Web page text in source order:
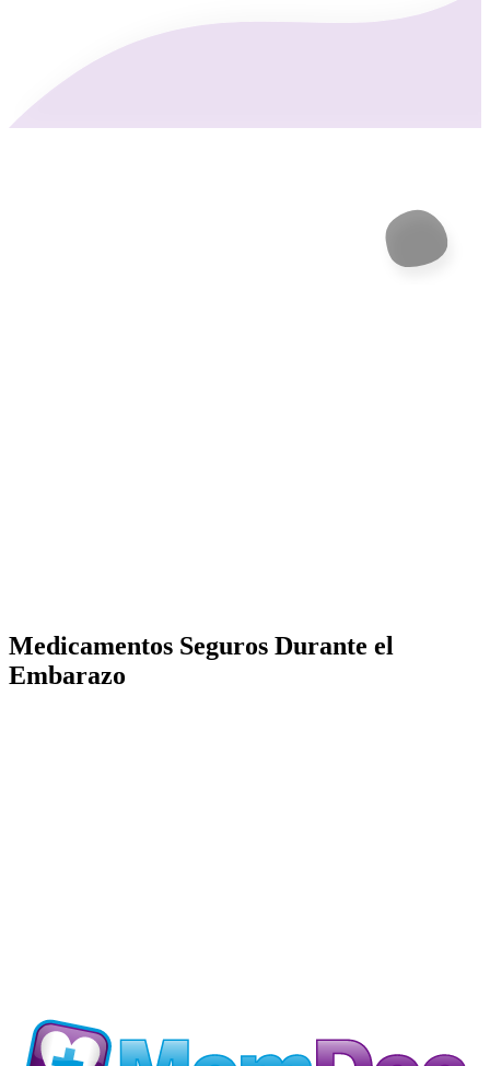
Medicamentos Seguros Durante el
Embarazo